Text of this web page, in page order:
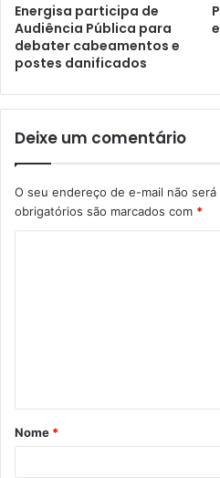
Energisa participa de
Audiência Pública para
debater cabeamentos e
postes danificados
Deixe um comentário
O seu endereço de e-mail não será
obrigatórios são marcados com *
Nome *